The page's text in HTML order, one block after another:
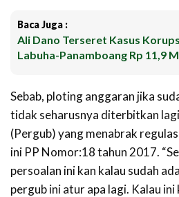
Baca Juga :
Ali Dano Terseret Kasus
Labuha-Panamboang Rp 11,9
Sebab, ploting anggaran jika
tidak seharusnya diterbitkan
(Pergub) yang menabrak
ini PP Nomor:18 tahun 2017.
persoalan ini kan kalau sudah
pergub ini atur apa lagi. Kalau